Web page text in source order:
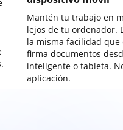
Mantén tu trabajo en
lejos de tu ordenador.
la misma facilidad que
firma documentos
inteligente o tableta.
aplicación.